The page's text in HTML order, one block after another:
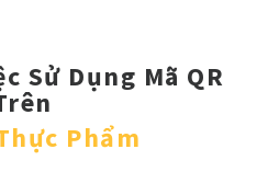
Sử Dụng Mã QR
Phẩm